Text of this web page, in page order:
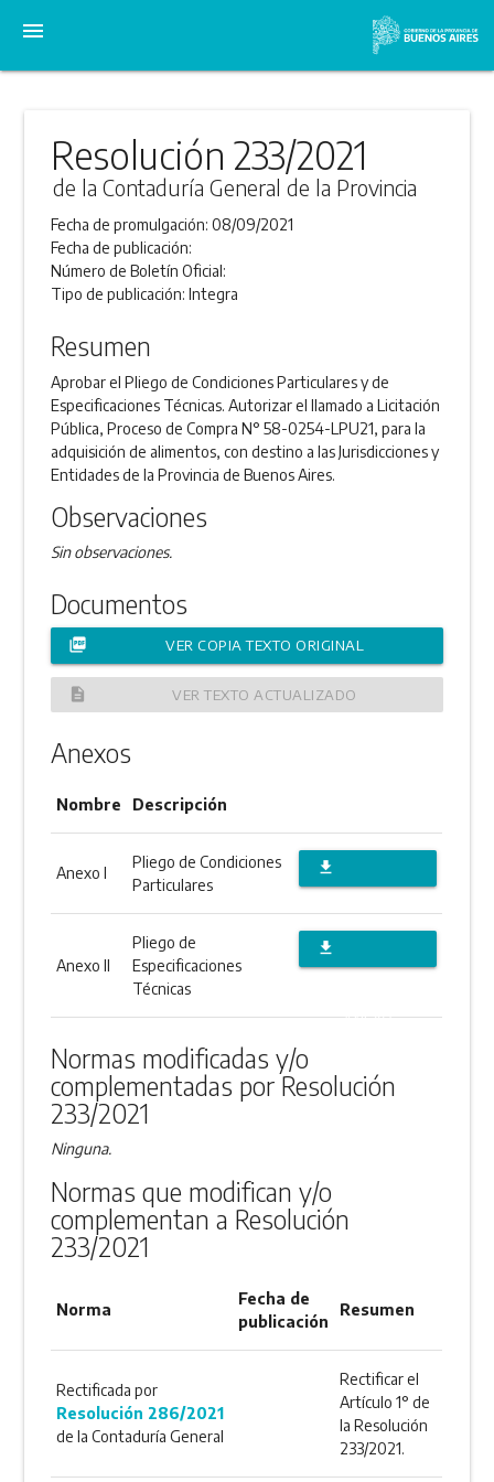
menu
Resolución 233/2021
de la Contaduría General de la Provincia
Fecha de promulgación:08/09/2021
Fecha de publicación:
Número de Boletín Oficial:
Tipo de publicación:Integra
Resumen
Aprobar el Pliego de Condiciones Particulares y de
Especificaciones Técnicas. Autorizar el llamado a Licitación
Pública, Proceso de Compra N° 58-0254-LPU21, para la
adquisición de alimentos, con destino a las Jurisdicciones y
Entidades de la Provincia de Buenos Aires.
Observaciones
Sin observaciones.
Documentos
picture_as_pdf VER COPIA TEXTO ORIGINAL
description VER TEXTO ACTUALIZADO
Anexos
Nombre Descripción
Anexo I
Pliego de Condiciones
Particulares
file_download
Anexo II
Pliego de
Especificaciones
Técnicas
file_download
ANEXO
Normas modificadas y/o
complementadas por Resolución
233/2021
Ninguna.
Normas que modifican y/o
complementan a Resolución
233/2021
Norma
Fecha de
publicación
Resumen
Rectificada por
Resolución 286/2021
de la Contaduría General
Rectificar el
Artículo 1° de
la Resolución
233/2021.